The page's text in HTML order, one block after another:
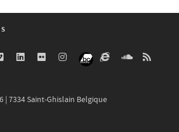
| 7334 Saint-Ghislain Belgique